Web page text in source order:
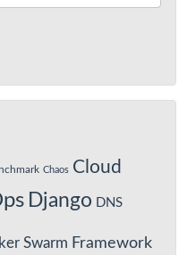
Chaos Cloud
Django DNS
Swarm Framework